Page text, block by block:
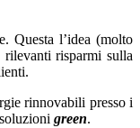
Questa l’idea (molto
risparmi sulla
rinnovabili presso i
green.